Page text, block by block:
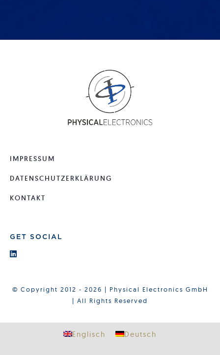
IMPRESSUM
DATENSCHUTZERKLÄRUNG
KONTAKT
GET SOCIAL
© Copyright 2012 - 2026 | Physical Electronics GmbH
| All Rights Reserved
Englisch Deutsch